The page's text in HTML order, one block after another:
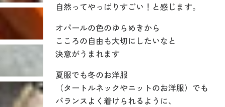
自然ってやっぱりすごい！と感じます。
オパールの色のゆらめきから
こころの自由も大切にしたいなと
決意がうまれます
夏服でも冬のお洋服
（タートルネックやニットのお洋服）でも
バランスよく着けられるように、